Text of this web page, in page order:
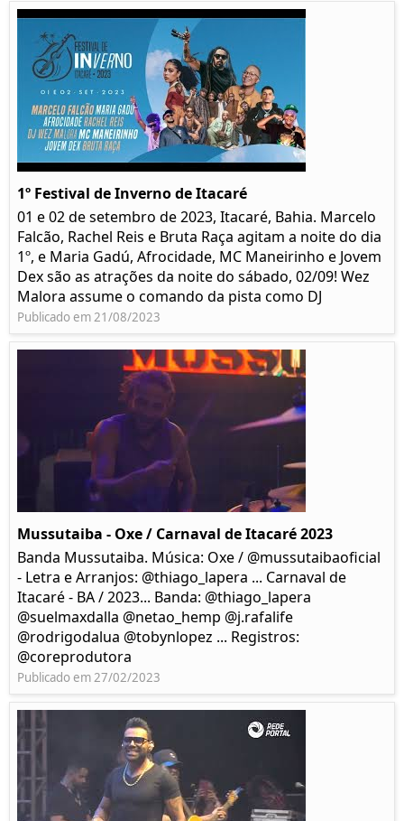
1º Festival de Inverno de Itacaré
01 e 02 de setembro de 2023, Itacaré, Bahia. Marcelo
Falcão, Rachel Reis e Bruta Raça agitam a noite do dia
1º, e Maria Gadú, Afrocidade, MC Maneirinho e Jovem
Dex são as atrações da noite do sábado, 02/09! Wez
Malora assume o comando da pista como DJ
Publicado em 21/08/2023
Mussutaiba - Oxe / Carnaval de Itacaré 2023
Banda Mussutaiba. Música: Oxe / @mussutaibaoficial
- Letra e Arranjos: @thiago_lapera ... Carnaval de
Itacaré - BA / 2023... Banda: @thiago_lapera
@suelmaxdalla @netao_hemp @j.rafalife
@rodrigodalua @tobynlopez ... Registros:
@coreprodutora
Publicado em 27/02/2023